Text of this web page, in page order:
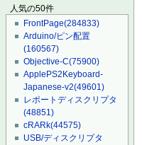
人気の50件
FrontPage(284833)
Arduino/ピン配置
(160567)
Objective-C(75900)
ApplePS2Keyboard-
Japanese-v2(49601)
レポートディスクリプタ
(48851)
cRARk(44575)
USB/ディスクリプタ